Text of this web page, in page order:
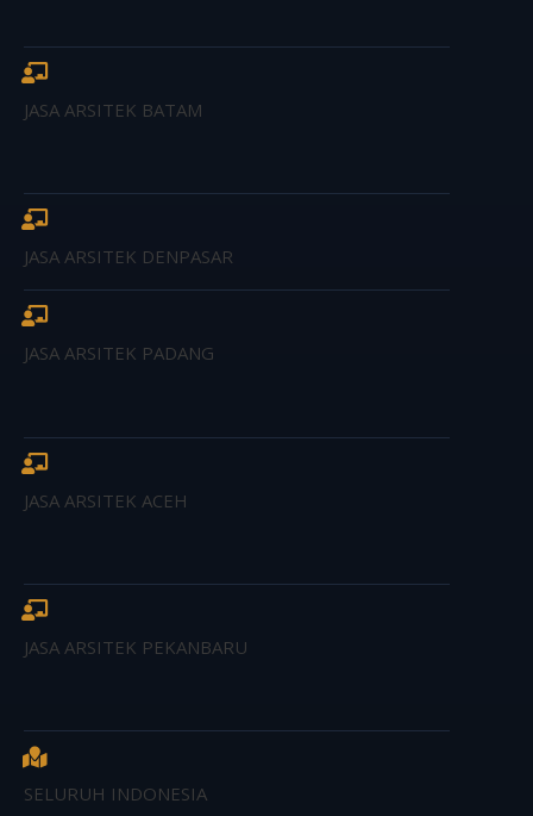
JASA ARSITEK BATAM
JASA ARSITEK DENPASAR
JASA ARSITEK PADANG
JASA ARSITEK ACEH
JASA ARSITEK PEKANBARU
SELURUH INDONESIA